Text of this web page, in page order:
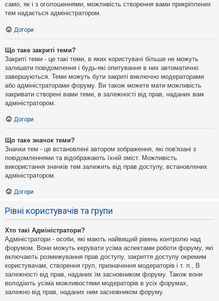
само, як і з оголошеннями, можливість створення вами прикріплених
тем надається адміністратором.
Догори
Що таке закриті теми?
Закриті теми - це такі теми, в яких користувачі більше не можуть
залишати повідомлення і будь-які опитування в них автоматично
завершуються. Теми можуть бути закриті виключно модераторами
або адміністраторами форуму. Ви також можете мати можливість
закривати створені вами теми, в залежності від прав, наданих вам
адміністратором.
Догори
Що таке значок теми?
Значки тем - це встановлені автором зображення, які пов'язані з
повідомленнями та відображають їхній зміст. Можливість
використання значків тем залежить від прав доступу, встановлених
адміністратором.
Догори
Рівні користувачів та групи
Хто такі Адміністратори?
Адміністратори - особи, які мають найвищий рівень контролю над
форумом. Вони можуть керувати усіма аспектами роботи форуму, які
включають розмежування прав доступу, закриття доступу окремим
користувачам, створення груп, призначення модераторів і т. п., В
залежності від прав, наданих їм засновником форуму. Також вони
володіють усіма можливостями модераторів в усіх форумах,
залежно від прав, наданих ним засновником форуму.